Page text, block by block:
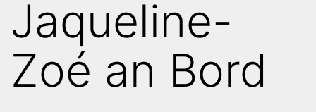
Jaqueline-
Zoé an Bord